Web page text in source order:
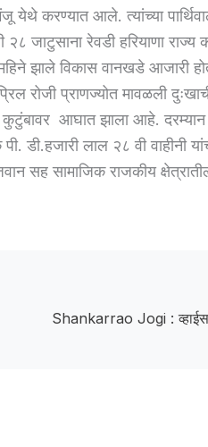
येथे करण्यात आले. त्यांच्या
जाटुसाना रेवडी हरियाणा राज्य
झाले विकास वानखडे आजारी
रोजी प्राणज्योत मावळली दुःखाची
आघात झाला आहे.
डी.हजारी लाल २८ वी वाहीनी
सह सामाजिक राजकीय